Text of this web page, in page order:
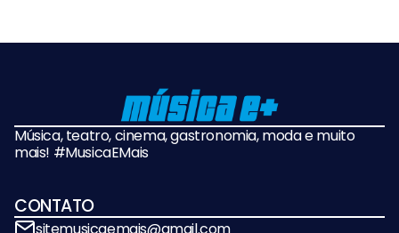
Música, teatro, cinema, gastronomia, moda e muito
mais! #MusicaEMais
CONTATO
sitemusicaemais@gmail.com